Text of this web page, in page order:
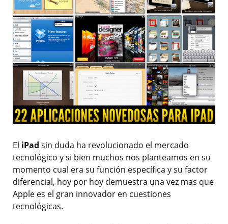
El iPad sin duda ha revolucionado el mercado
tecnológico y si bien muchos nos planteamos en su
momento cual era su función específica y su factor
diferencial, hoy por hoy demuestra una vez mas que
Apple es el gran innovador en cuestiones
tecnológicas.